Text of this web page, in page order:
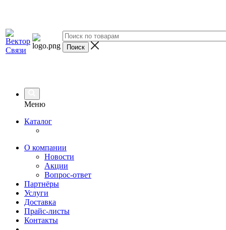
Меню
Каталог
О компании
Новости
Акции
Вопрос-ответ
Партнёры
Услуги
Доставка
Прайс-листы
Контакты